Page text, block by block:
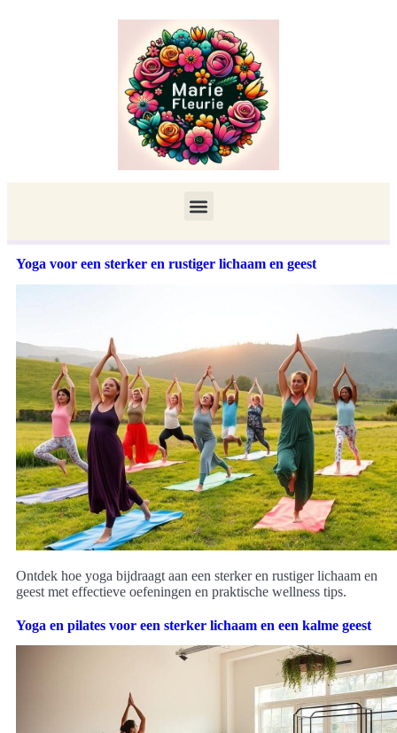
Yoga voor een sterker en rustiger lichaam en geest
Ontdek hoe yoga bijdraagt aan een sterker en rustiger lichaam en
geest met effectieve oefeningen en praktische wellness tips.
Yoga en pilates voor een sterker lichaam en een kalme geest